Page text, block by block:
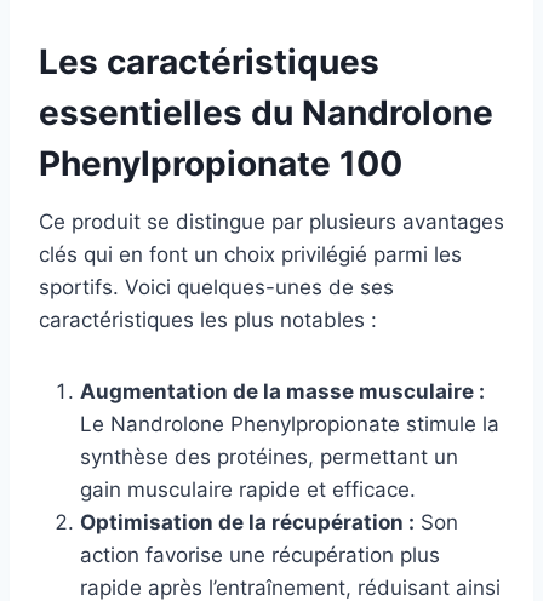
Les caractéristiques
essentielles du Nandrolone
Phenylpropionate 100
Ce produit se distingue par plusieurs avantages
clés qui en font un choix privilégié parmi les
sportifs. Voici quelques-unes de ses
caractéristiques les plus notables :
Augmentation de la masse musculaire :
Le Nandrolone Phenylpropionate stimule la
synthèse des protéines, permettant un
gain musculaire rapide et efficace.
Optimisation de la récupération : Son
action favorise une récupération plus
rapide après l’entraînement, réduisant ainsi